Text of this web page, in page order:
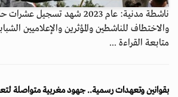
ناشطة مدنية: عام 2023 شهد تسجيل
والاختطاف للناشطين والمؤثرين والإعلاميين
متابعة القراءة ...
بقوانين وتعهدات رسمية.. جهود مغربية متواصلة